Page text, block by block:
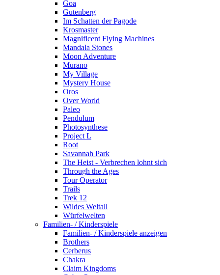
Goa
Gutenberg
Im Schatten der Pagode
Krosmaster
Magnificent Flying Machines
Mandala Stones
Moon Adventure
Murano
My Village
Mystery House
Oros
Over World
Paleo
Pendulum
Photosynthese
Project L
Root
Savannah Park
The Heist - Verbrechen lohnt sich
Through the Ages
Tour Operator
Trails
Trek 12
Wildes Weltall
Würfelwelten
Familien- / Kinderspiele
Familien- / Kinderspiele anzeigen
Brothers
Cerberus
Chakra
Claim Kingdoms